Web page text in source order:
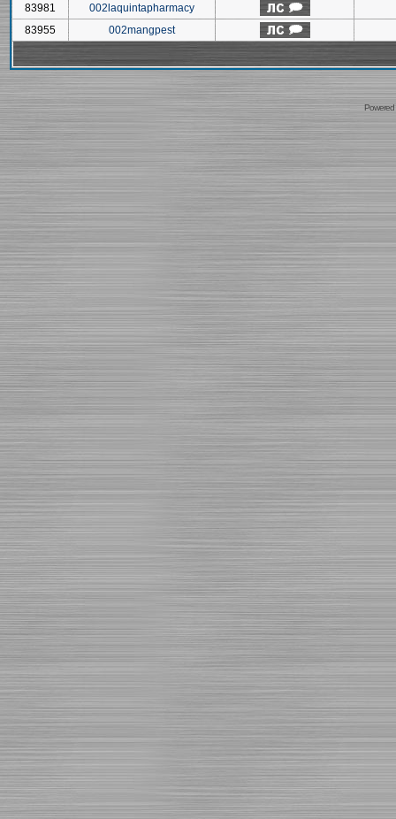
83981
002laquintapharmacy
83955
002mangpest